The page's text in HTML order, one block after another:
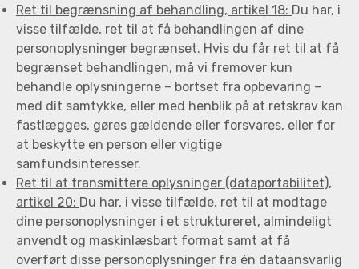
Ret til begrænsning af behandling, artikel 18: Du har, i
visse tilfælde, ret til at få behandlingen af dine
personoplysninger begrænset. Hvis du får ret til at få
begrænset behandlingen, må vi fremover kun
behandle oplysningerne – bortset fra opbevaring –
med dit samtykke, eller med henblik på at retskrav kan
fastlægges, gøres gældende eller forsvares, eller for
at beskytte en person eller vigtige
samfundsinteresser.
Ret til at transmittere oplysninger (dataportabilitet),
artikel 20: Du har, i visse tilfælde, ret til at modtage
dine personoplysninger i et struktureret, almindeligt
anvendt og maskinlæsbart format samt at få
overført disse personoplysninger fra én dataansvarlig